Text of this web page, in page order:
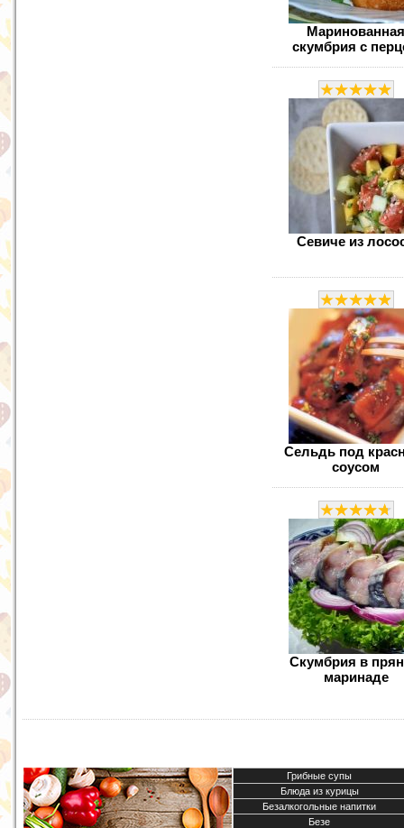
Маринованная
скумбрия с
Севиче из
Сельдь под
соусом
Скумбрия в
маринаде
Грибные супы
Блюда из курицы
Безалкогольные напитки
Безе